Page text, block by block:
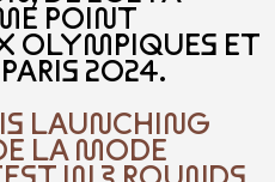
POINT
OLYMPIQUES ET
2024.
LAUNCHING
LA MODE